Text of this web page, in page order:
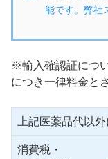
能です。弊社
※輸入確認証につ
につき一律料金と
上記医薬品代以
消費税・